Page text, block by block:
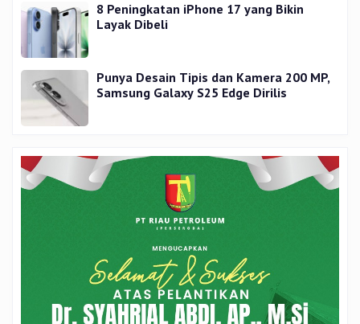
8 Peningkatan iPhone 17 yang Bikin
Layak Dibeli
Punya Desain Tipis dan Kamera 200 MP,
Samsung Galaxy S25 Edge Dirilis